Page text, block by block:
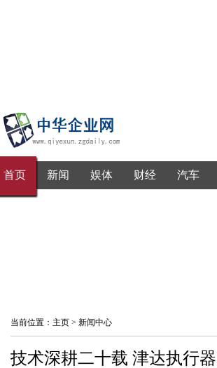
首页 新闻 娱体 财经 汽车
当前位置： 主页 > 新闻中心
技术深耕二十载 津达执行